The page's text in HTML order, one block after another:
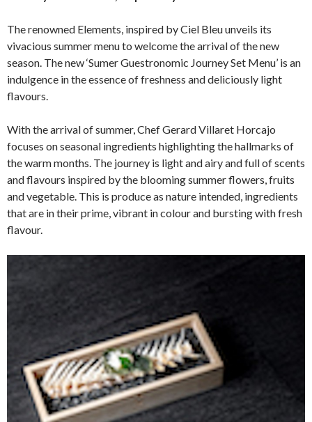
The renowned Elements, inspired by Ciel Bleu unveils its
vivacious summer menu to welcome the arrival of the new
season. The new ‘Sumer Guestronomic Journey Set Menu’ is an
indulgence in the essence of freshness and deliciously light
flavours.
With the arrival of summer, Chef Gerard Villaret Horcajo
focuses on seasonal ingredients highlighting the hallmarks of
the warm months. The journey is light and airy and full of scents
and flavours inspired by the blooming summer flowers, fruits
and vegetable. This is produce as nature intended, ingredients
that are in their prime, vibrant in colour and bursting with fresh
flavour.